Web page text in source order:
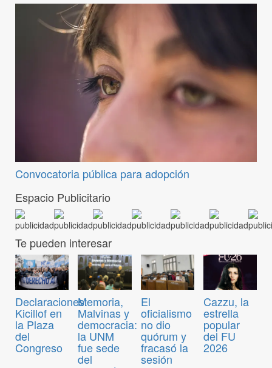
Convocatoria pública para adopción
Espacio Publicitario
Te pueden interesar
Declaraciones:
Kicillof en
la Plaza
del
Congreso
Memoria,
Malvinas y
democracia:
la UNM
fue sede
del
El
oficialismo
no dio
quórum y
fracasó la
sesión
Cazzu, la
estrella
popular
del FU
2026